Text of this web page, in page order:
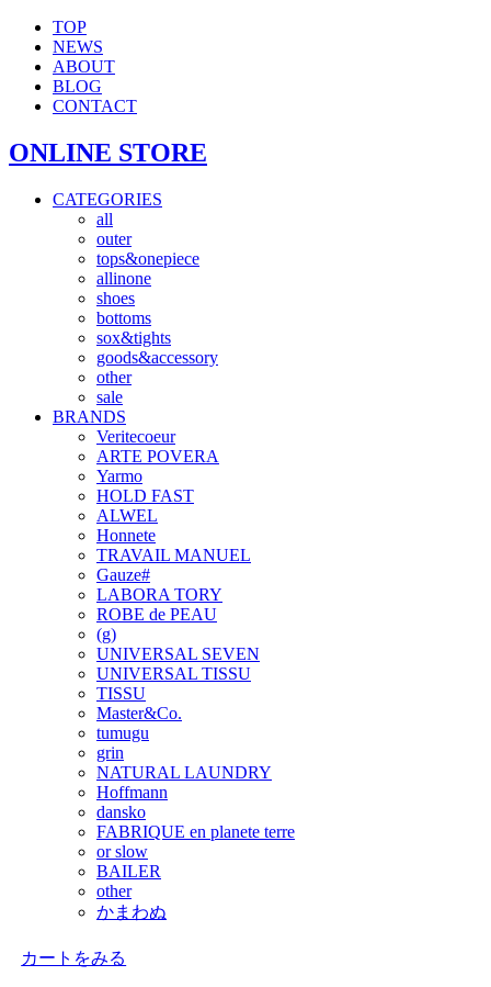
TOP
NEWS
ABOUT
BLOG
CONTACT
ONLINE STORE
CATEGORIES
all
outer
tops&onepiece
allinone
shoes
bottoms
sox&tights
goods&accessory
other
sale
BRANDS
Veritecoeur
ARTE POVERA
Yarmo
HOLD FAST
ALWEL
Honnete
TRAVAIL MANUEL
Gauze#
LABORA TORY
ROBE de PEAU
(g)
UNIVERSAL SEVEN
UNIVERSAL TISSU
TISSU
Master&Co.
tumugu
grin
NATURAL LAUNDRY
Hoffmann
dansko
FABRIQUE en planete terre
or slow
BAILER
other
かまわぬ
カートをみる